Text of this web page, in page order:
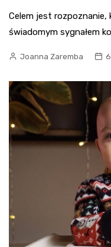
Celem jest rozpoznanie,
świadomym sygnałem
Joanna Zaremba